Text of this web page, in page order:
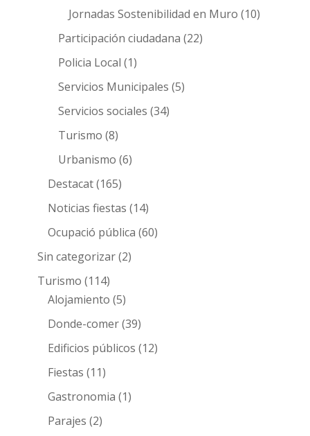
Jornadas Sostenibilidad en Muro (10)
Participación ciudadana (22)
Policia Local (1)
Servicios Municipales (5)
Servicios sociales (34)
Turismo (8)
Urbanismo (6)
Destacat(165)
Noticias fiestas (14)
Ocupació pública (60)
Sin categorizar(2)
Turismo (114)
Alojamiento (5)
Donde-comer(39)
Edificios públicos (12)
Fiestas (11)
Gastronomia (1)
Parajes (2)